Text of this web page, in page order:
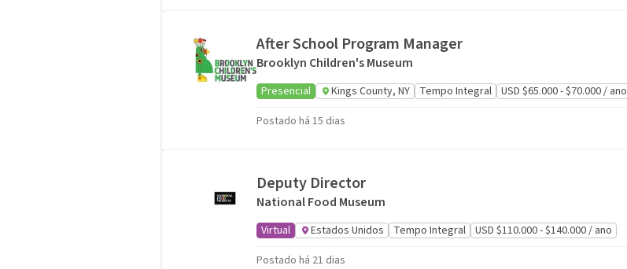
After School Program Manager
Brooklyn Children's Museum
Presencial Kings County, NY Tempo Integral
USD $65.000 - $70.000 / ano
Postado há 15 dias
Deputy Director
National Food Museum
Virtual Estados Unidos Tempo Integral
USD $110.000 - $140.000 / ano
Postado há 21 dias